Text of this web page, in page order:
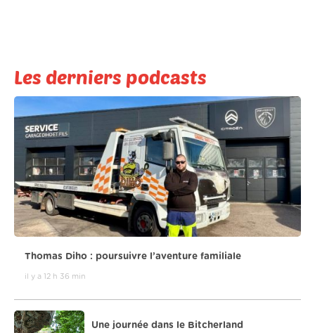
Les derniers podcasts
Thomas Diho : poursuivre l’aventure familiale
il y a 12 h 36 min
Une journée dans le Bitcherland